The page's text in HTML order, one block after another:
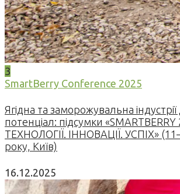
3
SmartBerry Conference 2025
Ягідна та заморожувальна
потенціал: підсумки
ТЕХНОЛОГІЇ. ІННОВАЦІЇ. УСПІХ»
року, Київ)
16.12.2025